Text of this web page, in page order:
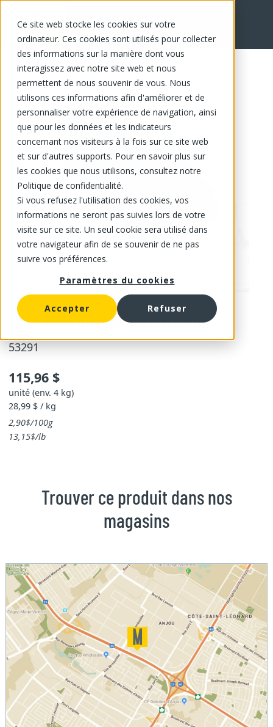
Ce site web stocke les cookies sur votre
ordinateur. Ces cookies sont utilisés pour collecter
des informations sur la manière dont vous
interagissez avec notre site web et nous
permettent de nous souvenir de vous. Nous
utilisons ces informations afin d'améliorer et de
personnaliser votre expérience de navigation, ainsi
que pour les données et les indicateurs
concernant nos visiteurs à la fois sur ce site web
et sur d'autres supports. Pour en savoir plus sur
les cookies que nous utilisons, consultez notre
Politique de confidentialité.
Si vous refusez l'utilisation des cookies, vos
informations ne seront pas suivies lors de votre
visite sur ce site. Un seul cookie sera utilisé dans
votre navigateur afin de se souvenir de ne pas
suivre vos préférences.
Paramètres du cookies
Accepter Refuser
EN
Macreuse de boeuf AA fraîche
53291
115,96 $
unité (env. 4 kg)
28,99 $ / kg
2,90$/100g
13,15$/lb
Trouver ce produit dans nos
magasins